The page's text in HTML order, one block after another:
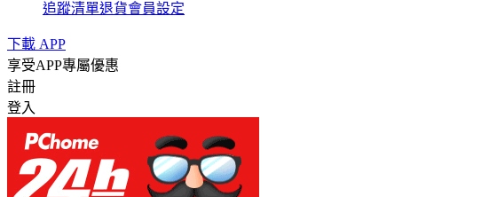
追蹤清單退貨會員設定
下載 APP
享受APP專屬優惠
註冊
登入